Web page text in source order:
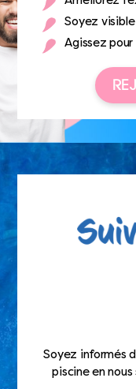
Soyez visible
Agissez
Soyez informés
piscine en